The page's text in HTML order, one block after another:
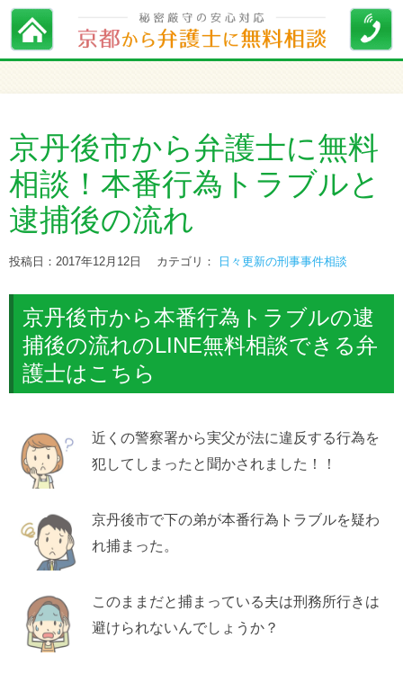
京丹後市から弁護士に無料
相談！本番行為トラブルと
逮捕後の流れ
投稿日：2017年12月12日 カテゴリ： 日々更新の刑事事件相談
京丹後市から本番行為トラブルの逮
捕後の流れのLINE無料相談できる弁
護士はこちら
近くの警察署から実父が法に違反する行為を
犯してしまったと聞かされました！！
京丹後市で下の弟が本番行為トラブルを疑わ
れ捕まった。
このままだと捕まっている夫は刑務所行きは
避けられないんでしょうか？